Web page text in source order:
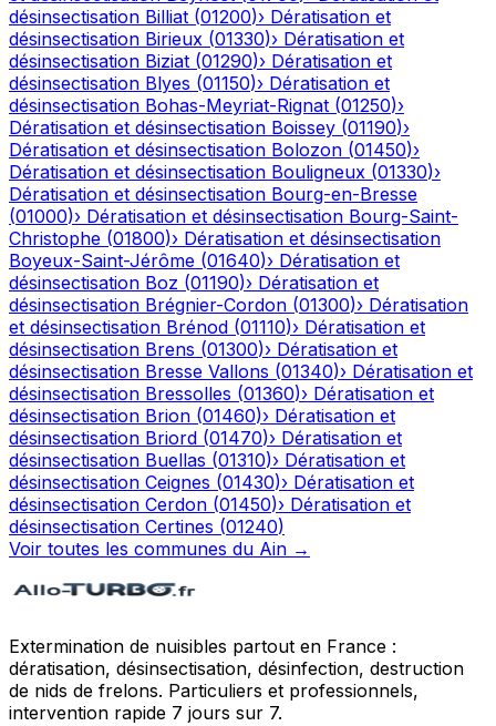
désinsectisation Billiat (01200)› Dératisation et
désinsectisation Birieux (01330)› Dératisation et
désinsectisation Biziat (01290)› Dératisation et
désinsectisation Blyes (01150)› Dératisation et
désinsectisation Bohas-Meyriat-Rignat (01250)›
Dératisation et désinsectisation Boissey (01190)›
Dératisation et désinsectisation Bolozon (01450)›
Dératisation et désinsectisation Bouligneux (01330)›
Dératisation et désinsectisation Bourg-en-Bresse
(01000)› Dératisation et désinsectisation Bourg-Saint-
Christophe (01800)› Dératisation et désinsectisation
Boyeux-Saint-Jérôme (01640)› Dératisation et
désinsectisation Boz (01190)› Dératisation et
désinsectisation Brégnier-Cordon (01300)› Dératisation
et désinsectisation Brénod (01110)› Dératisation et
désinsectisation Brens (01300)› Dératisation et
désinsectisation Bresse Vallons (01340)› Dératisation et
désinsectisation Bressolles (01360)› Dératisation et
désinsectisation Brion (01460)› Dératisation et
désinsectisation Briord (01470)› Dératisation et
désinsectisation Buellas (01310)› Dératisation et
désinsectisation Ceignes (01430)› Dératisation et
désinsectisation Cerdon (01450)› Dératisation et
désinsectisation Certines (01240)
Voir toutes les communes du Ain →
Extermination de nuisibles partout en France :
dératisation, désinsectisation, désinfection, destruction
de nids de frelons. Particuliers et professionnels,
intervention rapide 7 jours sur 7.